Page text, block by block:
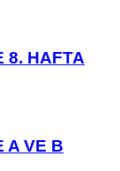
8. HAFTA
A VE B